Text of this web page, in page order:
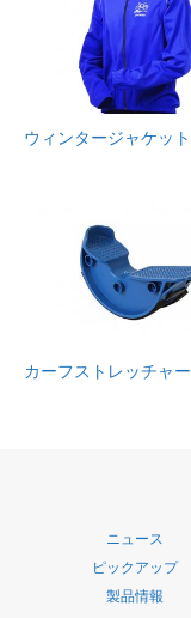
ウィンタージャケット
カーフストレッチャー
ニュース
ピックアップ
製品情報